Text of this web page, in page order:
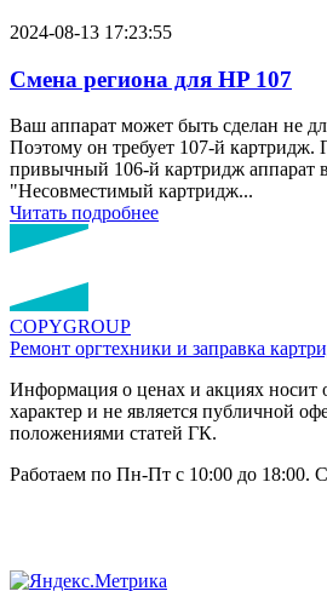
2024-08-13 17:23:55
Смена региона для HP 107
Ваш аппарат может быть сделан не
Поэтому он требует 107-й картридж.
привычный 106-й картридж аппарат
"Несовместимый картридж...
Читать подробнее
COPYGROUP
Ремонт оргтехники и заправка
Информация о ценах и акциях носит
характер и не является публичной
положениями статей ГК.
Работаем по Пн-Пт с 10:00 до 18:00.